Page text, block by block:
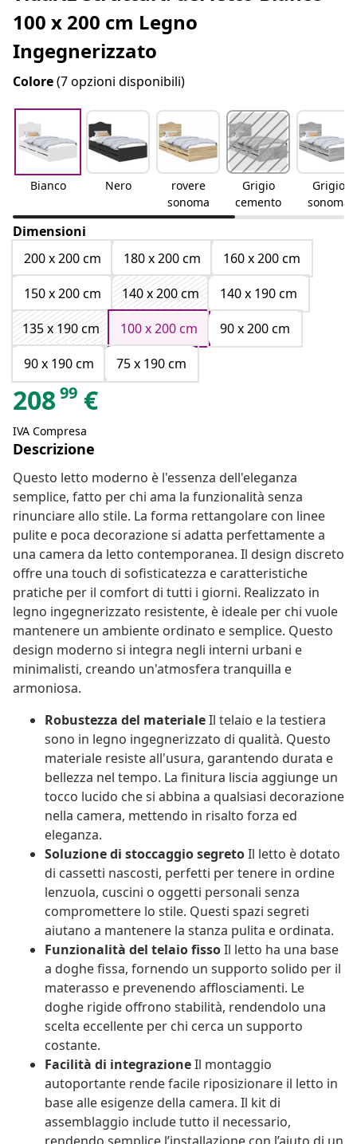
100 x 200 cm Legno
Ingegnerizzato
Colore(7 opzioni disponibili)
Bianco Nero
rovere
sonoma
Grigio
cemento
Grigio
sonoma
Dimensioni
200 x 200 cm
180 x 200 cm
160 x 200 cm
150 x 200 cm
140 x 200 cm
140 x 190 cm
135 x 190 cm
100 x 200 cm
90 x 200 cm
90 x 190 cm
75 x 190 cm
20899 €
IVA Compresa
Descrizione
Questo letto moderno è l'essenza dell'eleganza
semplice, fatto per chi ama la funzionalità senza
rinunciare allo stile. La forma rettangolare con linee
pulite e poca decorazione si adatta perfettamente a
una camera da letto contemporanea. Il design discreto
offre una touch di sofisticatezza e caratteristiche
pratiche per il comfort di tutti i giorni. Realizzato in
legno ingegnerizzato resistente, è ideale per chi vuole
mantenere un ambiente ordinato e semplice. Questo
design moderno si integra negli interni urbani e
minimalisti, creando un'atmosfera tranquilla e
armoniosa.
Robustezza del materialeIl telaio e la testiera
sono in legno ingegnerizzato di qualità. Questo
materiale resiste all'usura, garantendo durata e
bellezza nel tempo. La finitura liscia aggiunge un
tocco lucido che si abbina a qualsiasi decorazione
nella camera, mettendo in risalto forza ed
eleganza.
Soluzione di stoccaggio segretoIl letto è dotato
di cassetti nascosti, perfetti per tenere in ordine
lenzuola, cuscini o oggetti personali senza
compromettere lo stile. Questi spazi segreti
aiutano a mantenere la stanza pulita e ordinata.
Funzionalità del telaio fissoIl letto ha una base
a doghe fissa, fornendo un supporto solido per il
materasso e prevenendo afflosciamenti. Le
doghe rigide offrono stabilità, rendendolo una
scelta eccellente per chi cerca un supporto
costante.
Facilità di integrazioneIl montaggio
autoportante rende facile riposizionare il letto in
base alle esigenze della camera. Il kit di
assemblaggio include tutto il necessario,